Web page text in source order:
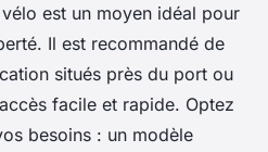
est un moyen idéal pour
Il est recommandé de
situés près du port ou
facile et rapide. Optez
besoins : un modèle